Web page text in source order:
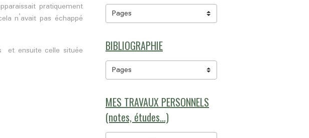
pratiquement
n’avait pas échappé
et ensuite celle située
BIBLIOGRAPHIE
MES TRAVAUX PERSONNELS
(notes, études...)